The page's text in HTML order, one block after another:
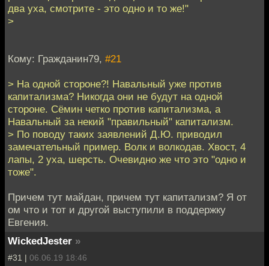
два уха, смотрите - это одно и то же!"
>
Кому: Гражданин79, #21
> На одной стороне?! Навальный уже против
капитализма? Никогда они не будут на одной
стороне. Сёмин четко против капитализма, а
Навальный за некий "правильный" капитализм.
> По поводу таких заявлений Д.Ю. приводил
замечательный пример. Волк и волкодав. Хвост, 4
лапы, 2 уха, шерсть. Очевидно же что это "одно и
тоже".
Причем тут майдан, причем тут капитализм? Я от
ом что и тот и другой выступили в поддержку
Евгения.
WickedJester »
#31 | 06.06.19 18:46